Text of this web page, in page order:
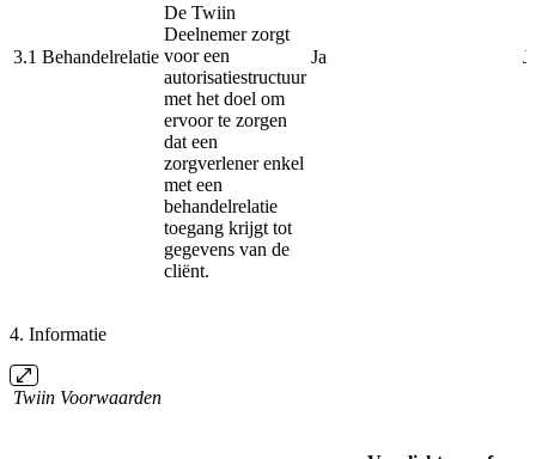
3.1 Behandelrelatie
De Twiin
Deelnemer zorgt
voor een
autorisatiestructuur
met het doel om
ervoor te zorgen
dat een
zorgverlener enkel
met een
behandelrelatie
toegang krijgt tot
gegevens van de
cliënt.
Ja
4. Informatie
Twiin Voorwaarden